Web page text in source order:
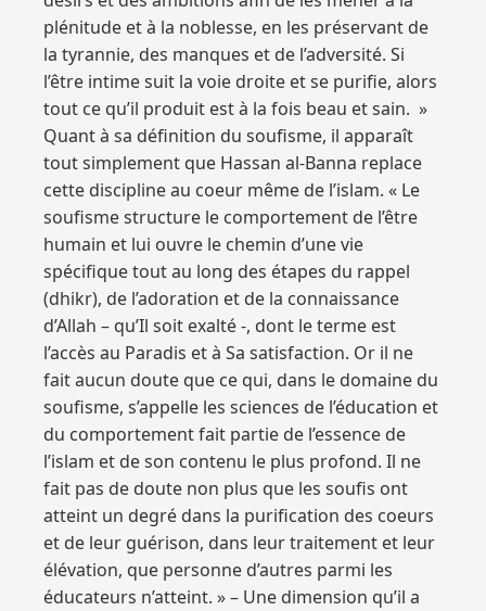
plénitude et à la noblesse, en les préservant de
la tyrannie, des manques et de l’adversité. Si
l’être intime suit la voie droite et se purifie, alors
tout ce qu’il produit est à la fois beau et sain. »
Quant à sa définition du soufisme, il apparaît
tout simplement que Hassan al-Banna replace
cette discipline au coeur même de l’islam. « Le
soufisme structure le comportement de l’être
humain et lui ouvre le chemin d’une vie
spécifique tout au long des étapes du rappel
(dhikr), de l’adoration et de la connaissance
d’Allah – qu’Il soit exalté -, dont le terme est
l’accès au Paradis et à Sa satisfaction. Or il ne
fait aucun doute que ce qui, dans le domaine du
soufisme, s’appelle les sciences de l’éducation et
du comportement fait partie de l’essence de
l’islam et de son contenu le plus profond. Il ne
fait pas de doute non plus que les soufis ont
atteint un degré dans la purification des coeurs
et de leur guérison, dans leur traitement et leur
élévation, que personne d’autres parmi les
éducateurs n’atteint. » – Une dimension qu’il a